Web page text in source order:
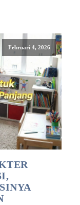
Februari 4, 2026